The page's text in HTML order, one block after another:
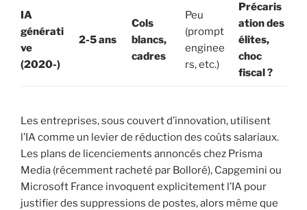
IA
générati
ve
(2020-)
2-5 ans
Cols
blancs,
cadres
Peu
(prompt
enginee
rs, etc.)
Précaris
ation des
élites,
choc
fiscal ?
Les entreprises, sous couvert d’innovation, utilisent
l’IA comme un levier de réduction des coûts salariaux.
Les plans de licenciements annoncés chez Prisma
Media (récemment racheté par Bolloré), Capgemini ou
Microsoft France invoquent explicitement l’IA pour
justifier des suppressions de postes, alors même que